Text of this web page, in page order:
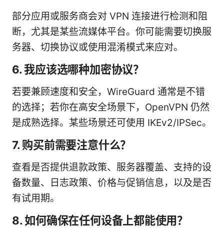
部分应用或服务商会对 VPN 连接进行检测和阻
断，尤其是某些流媒体平台。你可能需要切换服
务器、切换协议或使用混淆模式来应对。
6. 我应该选哪种加密协议？
若要兼顾速度和安全，WireGuard 通常是不错
的选择；若你在高安全场景下，OpenVPN 仍然
是成熟选择。某些场景还可使用 IKEv2/IPSec。
7. 购买前需要注意什么？
查看是否提供退款政策、服务器覆盖、支持的设
备数量、日志政策、价格与促销信息，以及是否
有试用期。
8. 如何确保在任何设备上都能使用？